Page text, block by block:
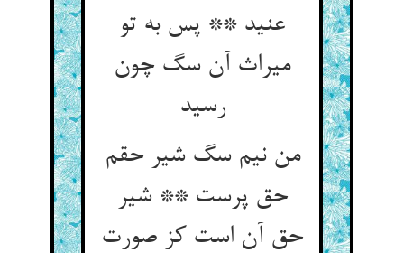
عنید ** پس به تو
میراث آن سگ چون
رسید
من نیم سگ شیر حقم
حق پرست ** شیر
حق آن است کز صورت